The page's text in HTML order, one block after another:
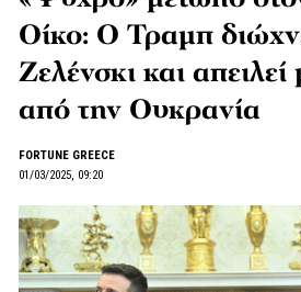
Οίκο: Ο Τραμπ
Ζελένσκι και
από την Ουκρανία
FORTUNE GREECE
01/03/2025, 09:20